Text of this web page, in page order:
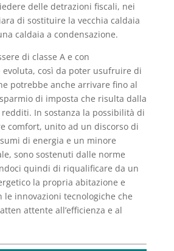
delle detrazioni fiscali, nei
di sostituire la vecchia caldaia
caldaia a condensazione.
di classe A e con
così da poter usufruire di
potrebbe anche arrivare fino al
di imposta che risulta dalla
In sostanza la possibilità di
comfort, unito ad un discorso di
di energia e un minore
sono sostenuti dalle norme
quindi di riqualificare da un
la propria abitazione e
le innovazioni tecnologiche che
attente all’efficienza e al